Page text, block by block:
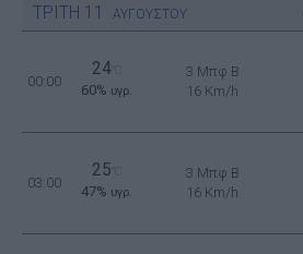
ΤΡΙΤΗ 11 ΑΥΓΟΥΣΤΟΥ
00:00
24°C
60% υγρ.
3 Μπφ B
16 Km/h
03:00
25
47% υγρ.
3 Μπφ B
16 Km/h